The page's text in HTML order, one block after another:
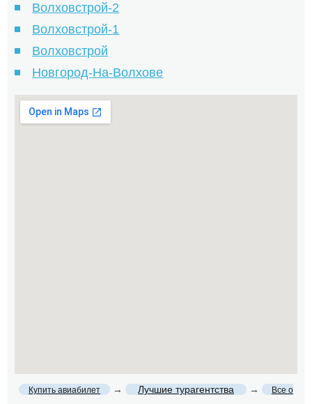
Волховстрой-2
Волховстрой-1
Волховстрой
Новгород-На-Волхове
Купить авиабилет → Лучшие турагентства → Все о